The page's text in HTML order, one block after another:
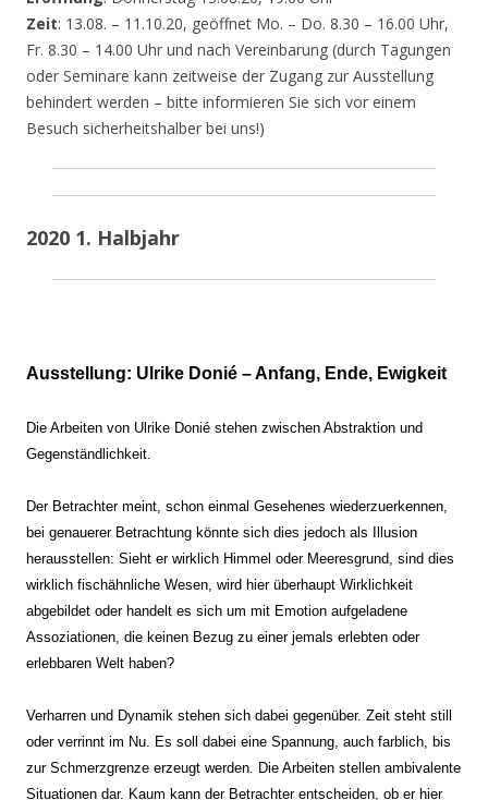
Zeit: 13.08. – 11.10.20, geöffnet Mo. – Do. 8.30 – 16.00 Uhr,
Fr. 8.30 – 14.00 Uhr und nach Vereinbarung (durch Tagungen
oder Seminare kann zeitweise der Zugang zur Ausstellung
behindert werden – bitte informieren Sie sich vor einem
Besuch sicherheitshalber bei uns!)
2020 1. Halbjahr
Ausstellung: Ulrike Donié – Anfang, Ende, Ewigkeit
Die Arbeiten von Ulrike Donié stehen zwischen Abstraktion und
Gegenständlichkeit.
Der Betrachter meint, schon einmal Gesehenes wiederzuerkennen,
bei genauerer Betrachtung könnte sich dies jedoch als Illusion
herausstellen: Sieht er wirklich Himmel oder Meeresgrund, sind dies
wirklich fischähnliche Wesen, wird hier überhaupt Wirklichkeit
abgebildet oder handelt es sich um mit Emotion aufgeladene
Assoziationen, die keinen Bezug zu einer jemals erlebten oder
erlebbaren Welt haben?
Verharren und Dynamik stehen sich dabei gegenüber. Zeit steht still
oder verrinnt im Nu. Es soll dabei eine Spannung, auch farblich, bis
zur Schmerzgrenze erzeugt werden. Die Arbeiten stellen ambivalente
Situationen dar. Kaum kann der Betrachter entscheiden, ob er hier